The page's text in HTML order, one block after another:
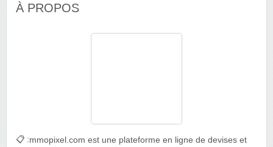
À PROPOS
📋 :mmopixel.com est une plateforme en ligne de devises et